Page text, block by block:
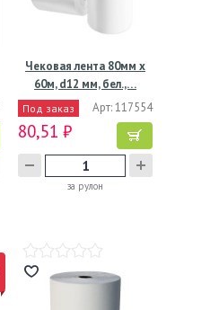
Чековая лента 80мм х
60м, d12 мм, бел.,…
Под заказ Арт: 117554
80,51 ₽
за рулон